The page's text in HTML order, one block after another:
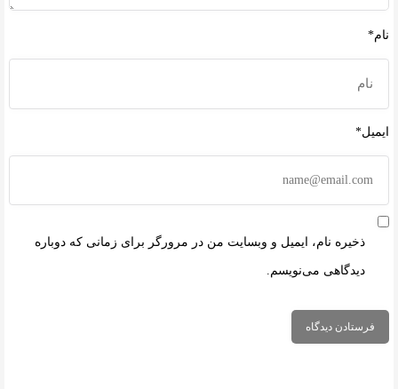
نام*
ایمیل*
ذخیره نام، ایمیل و وبسایت من در مرورگر برای زمانی که دوباره
دیدگاهی می‌نویسم.